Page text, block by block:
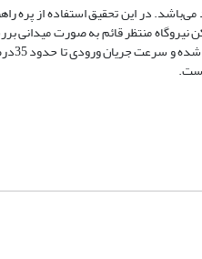
در این تحقیق استفاده از پره
منتظر قائم به صورت میدانی
نشان